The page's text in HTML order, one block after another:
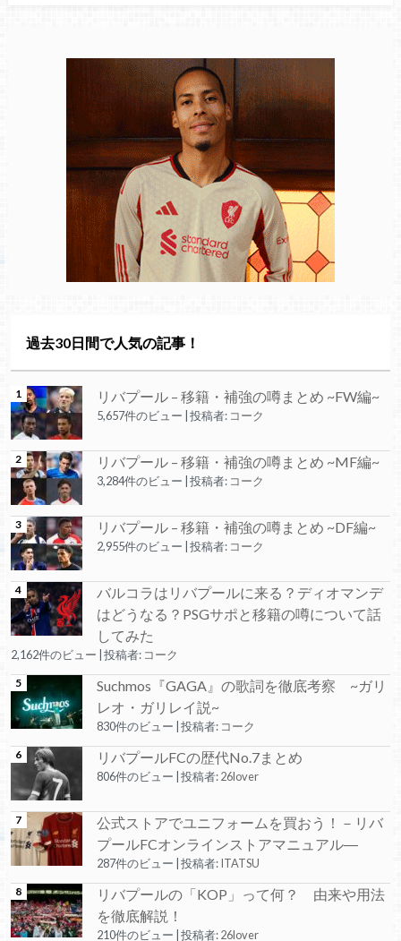
過去30日間で人気の記事！
リバプール – 移籍・補強の噂まとめ ~FW編~
5,657件のビュー 投稿者: コーク
リバプール – 移籍・補強の噂まとめ ~MF編~
3,284件のビュー 投稿者: コーク
リバプール – 移籍・補強の噂まとめ ~DF編~
2,955件のビュー 投稿者: コーク
バルコラはリバプールに来る？ディオマンデ
はどうなる？PSGサポと移籍の噂について話
してみた
2,162件のビュー 投稿者: コーク
Suchmos『GAGA』の歌詞を徹底考察 ~ガリ
レオ・ガリレイ説~
830件のビュー 投稿者: コーク
リバプールFCの歴代No.7まとめ
806件のビュー 投稿者:26lover
公式ストアでユニフォームを買おう！－リバ
プールFCオンラインストアマニュアル―
287件のビュー 投稿者:ITATSU
リバプールの「KOP」って何？ 由来や用法
を徹底解説！
210件のビュー 投稿者:26lover